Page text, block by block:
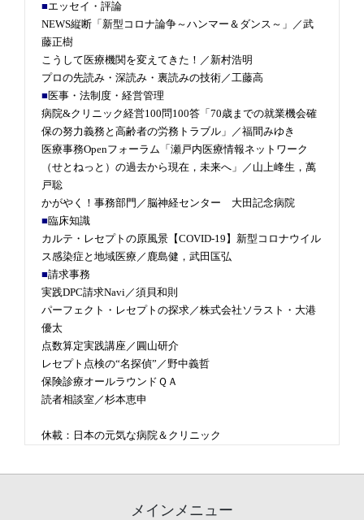
■エッセイ・評論
NEWS縦断「新型コロナ論争～ハンマー＆ダンス～」／武
藤正樹
こうして医療機関を変えてきた！／新村浩明
プロの先読み・深読み・裏読みの技術／工藤高
■医事・法制度・経営管理
病院&クリニック経営100問100答「70歳までの就業機会確
保の努力義務と高齢者の労務トラブル」／福間みゆき
医療事務Openフォーラム「瀬戸内医療情報ネットワーク
（せとねっと）の過去から現在，未来へ」／山上峰生，萬
戸聡
かがやく！事務部門／脳神経センター 大田記念病院
■臨床知識
カルテ・レセプトの原風景【COVID-19】新型コロナウイル
ス感染症と地域医療／鹿島健，武田匤弘
■請求事務
実践DPC請求Navi／須貝和則
パーフェクト・レセプトの探求／株式会社ソラスト・大港
優太
点数算定実践講座／圓山研介
レセプト点検の“名探偵”／野中義哲
保険診療オールラウンドＱＡ
読者相談室／杉本恵申
休載：日本の元気な病院＆クリニック
メインメニュー